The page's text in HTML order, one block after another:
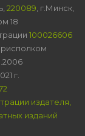
220089 , г.Минск,
18
100026606
г.
издателя,
изданий